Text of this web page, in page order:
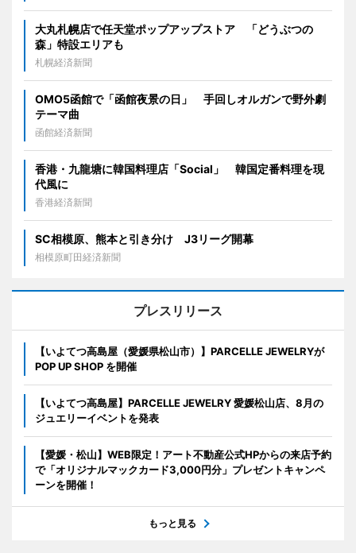
大丸札幌店で任天堂ポップアップストア 「どうぶつの
森」特設エリアも
札幌経済新聞
OMO5函館で「函館夜景の日」 手回しオルガンで野外劇
テーマ曲
函館経済新聞
香港・九龍塘に韓国料理店「Social」 韓国定番料理を現
代風に
香港経済新聞
SC相模原、熊本と引き分け J3リーグ開幕
相模原町田経済新聞
プレスリリース
【いよてつ高島屋（愛媛県松山市）】PARCELLE JEWELRYが
POP UP SHOP を開催
【いよてつ高島屋】PARCELLE JEWELRY 愛媛松山店、8月の
ジュエリーイベントを発表
【愛媛・松山】WEB限定！アート不動産公式HPからの来店予約
で「オリジナルマックカード3,000円分」プレゼントキャンペ
ーンを開催！
もっと見る